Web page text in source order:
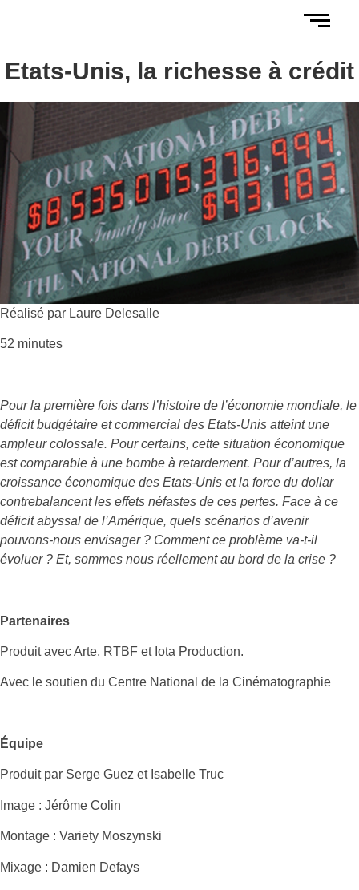
Etats-Unis, la richesse à crédit
Réalisé par Laure Delesalle
52 minutes
Pour la première fois dans l’histoire de l’économie mondiale, le
déficit budgétaire et commercial des Etats-Unis atteint une
ampleur colossale. Pour certains, cette situation économique
est comparable à une bombe à retardement. Pour d’autres, la
croissance économique des Etats-Unis et la force du dollar
contrebalancent les effets néfastes de ces pertes. Face à ce
déficit abyssal de l’Amérique, quels scénarios d’avenir
pouvons-nous envisager ? Comment ce problème va-t-il
évoluer ? Et, sommes nous réellement au bord de la crise ?
Partenaires
Produit avec Arte, RTBF et Iota Production.
Avec le soutien du Centre National de la Cinématographie
Équipe
Produit par Serge Guez et Isabelle Truc
Image : Jérôme Colin
Montage : Variety Moszynski
Mixage : Damien Defays